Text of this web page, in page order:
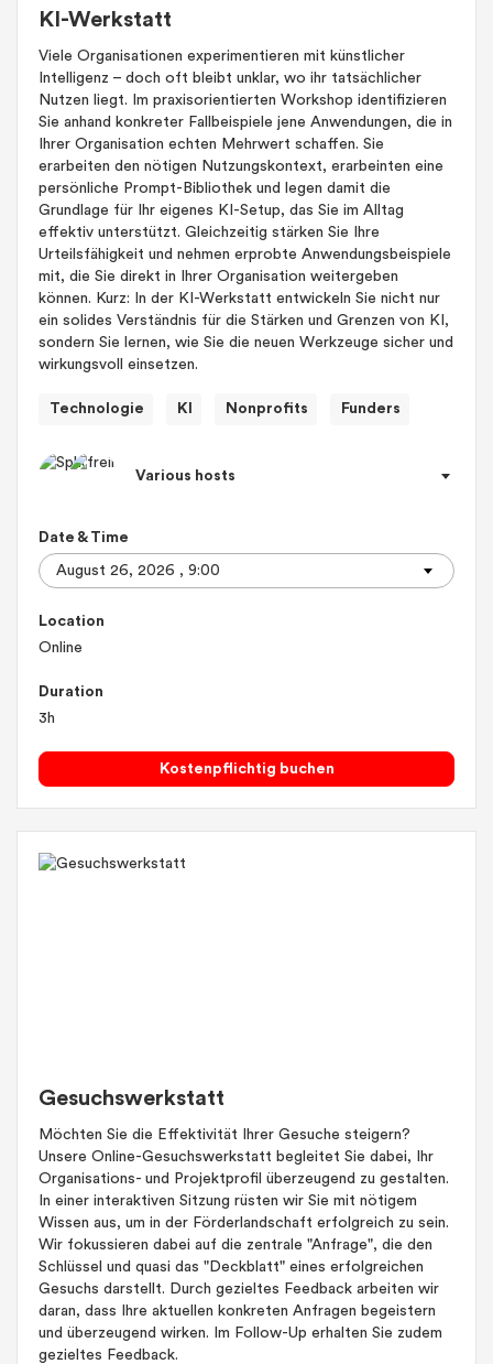
KI-Werkstatt
Viele Organisationen experimentieren mit künstlicher
Intelligenz – doch oft bleibt unklar, wo ihr tatsächlicher
Nutzen liegt. Im praxisorientierten Workshop identifizieren
Sie anhand konkreter Fallbeispiele jene Anwendungen, die in
Ihrer Organisation echten Mehrwert schaffen. Sie
erarbeiten den nötigen Nutzungskontext, erarbeinten eine
persönliche Prompt-Bibliothek und legen damit die
Grundlage für Ihr eigenes KI-Setup, das Sie im Alltag
effektiv unterstützt. Gleichzeitig stärken Sie Ihre
Urteilsfähigkeit und nehmen erprobte Anwendungsbeispiele
mit, die Sie direkt in Ihrer Organisation weitergeben
können. Kurz: In der KI-Werkstatt entwickeln Sie nicht nur
ein solides Verständnis für die Stärken und Grenzen von KI,
sondern Sie lernen, wie Sie die neuen Werkzeuge sicher und
wirkungsvoll einsetzen.
Technologie KI Nonprofits Funders
Various hosts
Date & Time
Location
Online
Duration
3h
Kostenpflichtig buchen
Gesuchswerkstatt
Möchten Sie die Effektivität Ihrer Gesuche steigern?
Unsere Online-Gesuchswerkstatt begleitet Sie dabei, Ihr
Organisations- und Projektprofil überzeugend zu gestalten.
In einer interaktiven Sitzung rüsten wir Sie mit nötigem
Wissen aus, um in der Förderlandschaft erfolgreich zu sein.
Wir fokussieren dabei auf die zentrale "Anfrage", die den
Schlüssel und quasi das "Deckblatt" eines erfolgreichen
Gesuchs darstellt. Durch gezieltes Feedback arbeiten wir
daran, dass Ihre aktuellen konkreten Anfragen begeistern
und überzeugend wirken. Im Follow-Up erhalten Sie zudem
gezieltes Feedback.